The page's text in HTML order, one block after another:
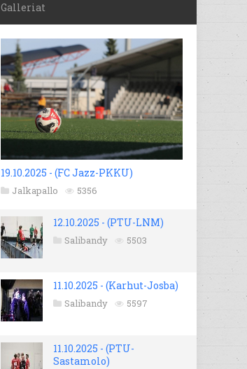
Galleriat
19.10.2025 - (FC Jazz-PKKU)
Jalkapallo 5356
12.10.2025 - (PTU-LNM)
Salibandy 5503
11.10.2025 - (Karhut-Josba)
Salibandy 5597
11.10.2025 - (PTU-
Sastamolo)